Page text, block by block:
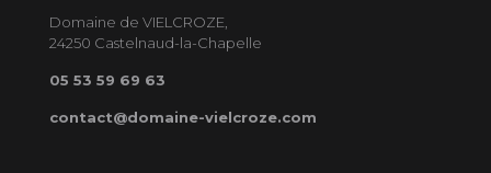
Domaine de VIELCROZE,
24250 Castelnaud-la-Chapelle
05 53 59 69 63
contact@domaine-vielcroze.com